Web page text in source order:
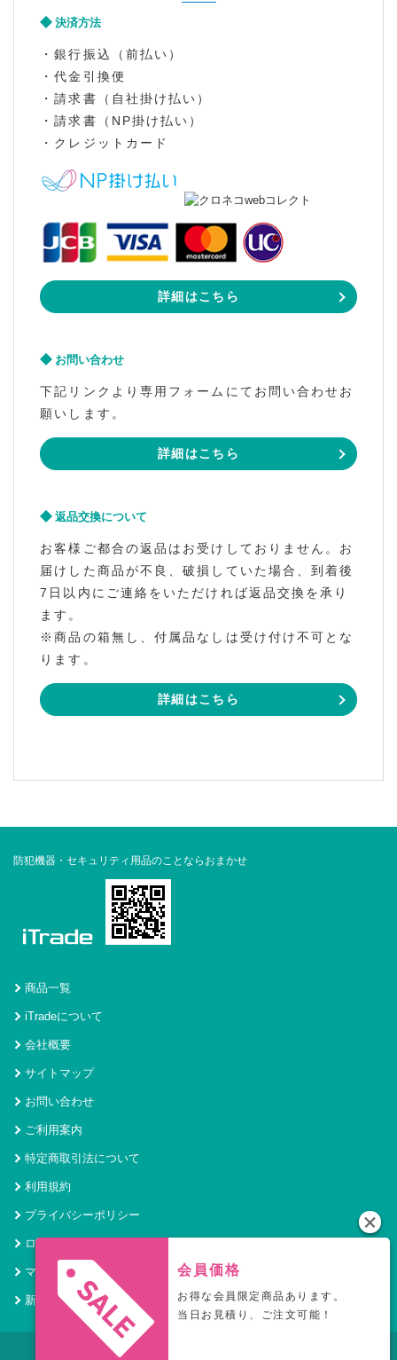
決済方法
・銀行振込（前払い）
・代金引換便
・請求書（自社掛け払い）
・請求書（NP掛け払い）
・クレジットカード
詳細はこちら
お問い合わせ
下記リンクより専用フォームにてお問い合わせお
願いします。
詳細はこちら
返品交換について
お客様ご都合の返品はお受けしておりません。お
届けした商品が不良、破損していた場合、到着後
7日以内にご連絡をいただければ返品交換を承り
ます。
※商品の箱無し、付属品なしは受け付け不可とな
ります。
詳細はこちら
防犯機器・セキュリティ用品のことならおまかせ
商品一覧
iTradeについて
会社概要
サイトマップ
お問い合わせ
ご利用案内
特定商取引法について
利用規約
プライバシーポリシー
ログイン
マイページ
新規会員登録
© 2021 アイトレード Powered by SecurityHouse.
会員価格
お得な会員限定商品あります。
当日お見積り、ご注文可能！